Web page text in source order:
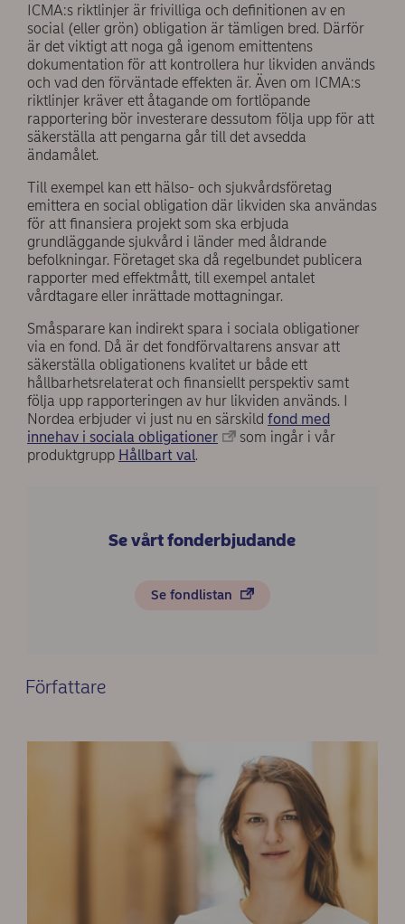
ICMA:s riktlinjer är frivilliga och definitionen av en
social (eller grön) obligation är tämligen bred. Därför
är det viktigt att noga gå igenom emittentens
dokumentation för att kontrollera hur likviden används
och vad den förväntade effekten är. Även om ICMA:s
riktlinjer kräver ett åtagande om fortlöpande
rapportering bör investerare dessutom följa upp för att
säkerställa att pengarna går till det avsedda
ändamålet.
Till exempel kan ett hälso- och sjukvårdsföretag
emittera en social obligation där likviden ska användas
för att finansiera projekt som ska erbjuda
grundläggande sjukvård i länder med åldrande
befolkningar. Företaget ska då regelbundet publicera
rapporter med effektmått, till exempel antalet
vårdtagare eller inrättade mottagningar.
Småsparare kan indirekt spara i sociala obligationer
via en fond. Då är det fondförvaltarens ansvar att
säkerställa obligationens kvalitet ur både ett
hållbarhetsrelaterat och finansiellt perspektiv samt
följa upp rapporteringen av hur likviden används. I
Nordea erbjuder vi just nu en särskild fond med
innehav i sociala obligationer
som ingår i vår
produktgrupp Hållbart val.
Se vårt fonderbjudande
Se fondlistan
Författare